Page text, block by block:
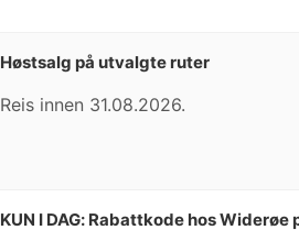
Høstsalg på utvalgte ruter
Reis innen 31.08.2026.
KUN I DAG: Rabattkode hos